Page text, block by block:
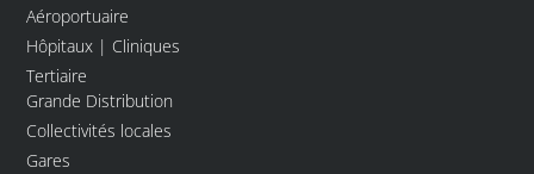
Aéroportuaire
Hôpitaux | Cliniques
Tertiaire
Grande Distribution
Collectivités locales
Gares